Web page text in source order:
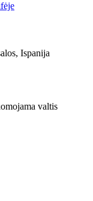
Ispanija
valtis